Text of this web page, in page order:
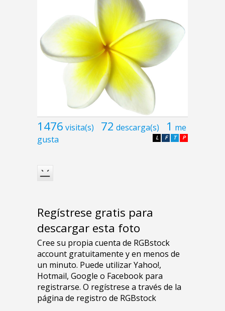
1476 visita(s) 72 descarga(s) 1 me
gusta
P
T
F
L
Regístrese gratis para
descargar esta foto